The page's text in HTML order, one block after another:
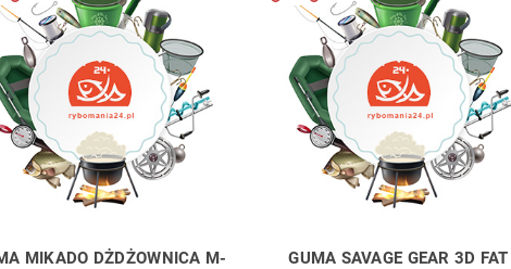
MIKADO DŻDŻOWNICA M-
GUMA SAVAGE GEAR 3D FAT